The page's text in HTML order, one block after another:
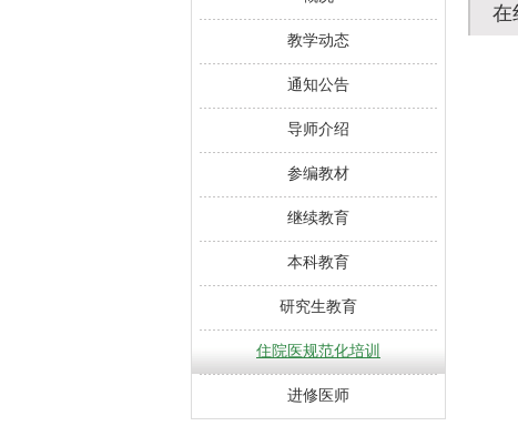
教学动态
通知公告
导师介绍
参编教材
继续教育
本科教育
研究生教育
住院医规范化培训
进修医师
在